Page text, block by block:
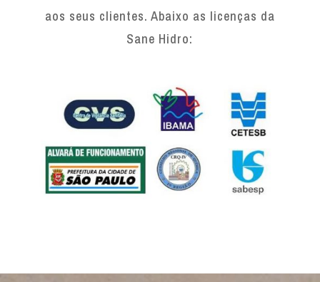
aos seus clientes. Abaixo as licenças da
Sane Hidro: